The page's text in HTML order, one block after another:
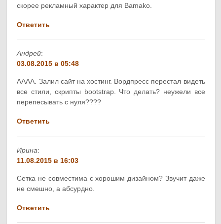
скорее рекламный характер для Bamako.
Ответить
Андрей:
03.08.2015 в 05:48
АААА. Залил сайт на хостинг. Вордпресс перестал видеть
все стили, скрипты bootstrap. Что делать? неужели все
перепесывать с нуля????
Ответить
Ирина:
11.08.2015 в 16:03
Сетка не совместима с хорошим дизайном? Звучит даже
не смешно, а абсурдно.
Ответить